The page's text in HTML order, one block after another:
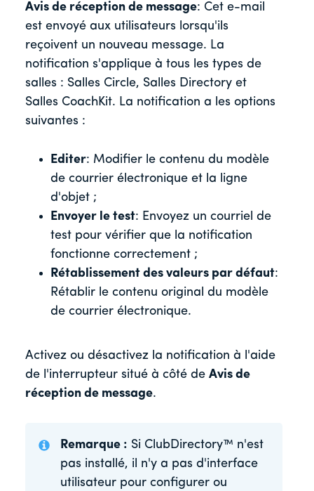
Avis de réception de message: Cet e-mail
est envoyé aux utilisateurs lorsqu'ils
reçoivent un nouveau message. La
notification s'applique à tous les types de
salles : Salles Circle, Salles Directory et
Salles CoachKit. La notification a les options
suivantes :
Editer: Modifier le contenu du modèle
de courrier électronique et la ligne
d'objet ;
Envoyer le test: Envoyez un courriel de
test pour vérifier que la notification
fonctionne correctement ;
Rétablissement des valeurs par défaut:
Rétablir le contenu original du modèle
de courrier électronique.
Activez ou désactivez la notification à l'aide
de l'interrupteur situé à côté de Avis de
réception de message.
Remarque : Si ClubDirectory™ n'est
pas installé, il n'y a pas d'interface
utilisateur pour configurer ou